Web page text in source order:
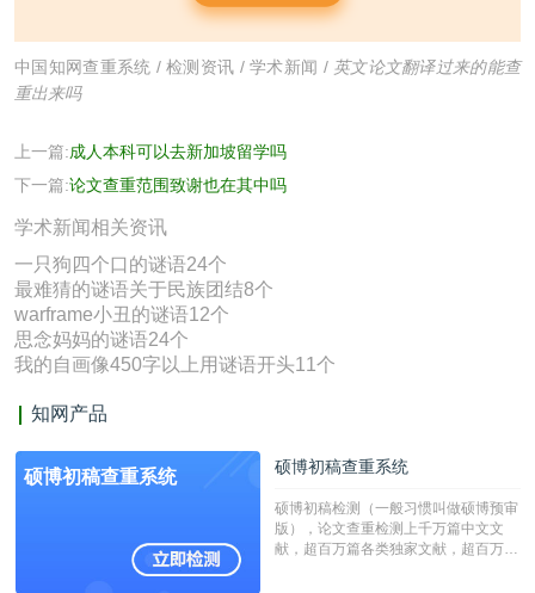
中国知网查重系统 /检测资讯 / 学术新闻 / 英文论文翻译过来的能查
重出来吗
上一篇:成人本科可以去新加坡留学吗
下一篇:论文查重范围致谢也在其中吗
学术新闻相关资讯
一只狗四个口的谜语24个
最难猜的谜语关于民族团结8个
warframe小丑的谜语12个
思念妈妈的谜语24个
我的自画像450字以上用谜语开头11个
知网产品
硕博初稿查重系统 硕博初稿查重系统
硕博初稿检测（一般习惯叫做硕博预审
版），论文查重检测上千万篇中文文
献，超百万篇各类独家文献，超百万港